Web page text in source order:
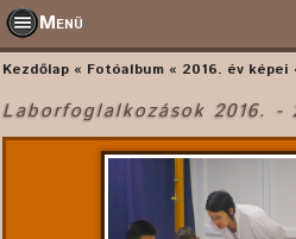
Menü
Kezdőlap Fotóalbum 2016. év képei
Laborfoglalkozások 2016. -